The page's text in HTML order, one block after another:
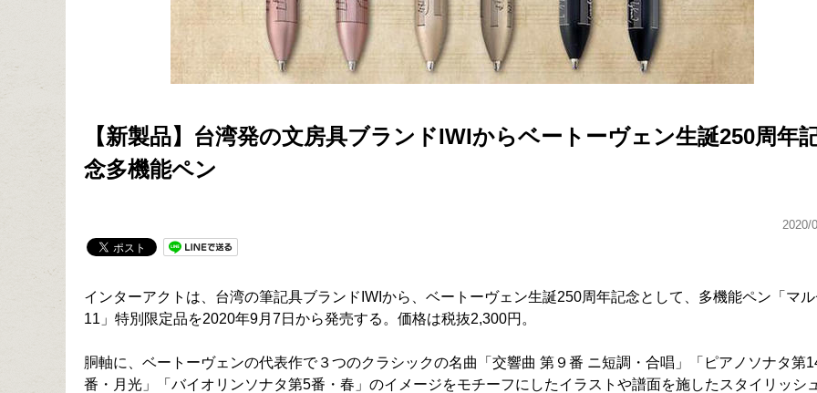
【新製品】台湾発の文房具ブランドIWIからベートーヴェン生誕250周年
念多機能ペン
2020/
インターアクトは、台湾の筆記具ブランドIWIから、ベートーヴェン生誕250周年記念として、多機能ペン「マ
11」特別限定品を2020年9月7日から発売する。価格は税抜2,300円。
胴軸に、ベートーヴェンの代表作で３つのクラシックの名曲「交響曲 第９番 ニ短調・合唱」「ピアノソナタ第
番・月光」「バイオリンソナタ第5番・春」のイメージをモチーフにしたイラストや譜面を施したスタイリッシ